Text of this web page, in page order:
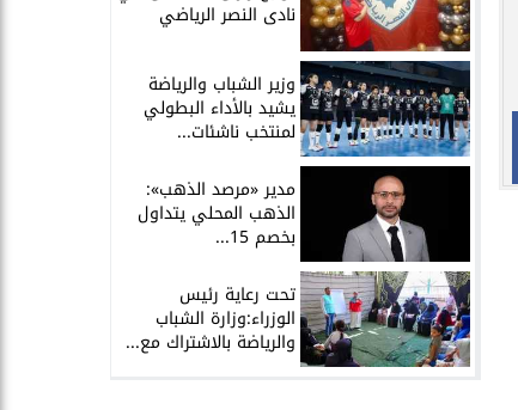
نادى النصر الرياضي
وزير الشباب والرياضة
يشيد بالأداء البطولي
لمنتخب ناشئات...
مدير «مرصد الذهب»:
الذهب المحلي يتداول
بخصم 15...
تحت رعاية رئيس
الوزراء:وزارة الشباب
والرياضة بالاشتراك مع...